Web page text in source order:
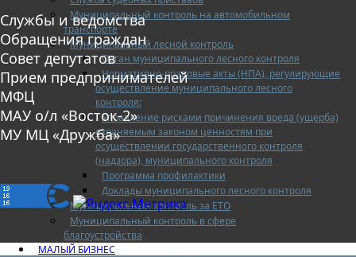
Муниципальный контроль на автомобильном
транспорте
Муниципальный лесной контроль
Орган муниципального лесного контроля
Нормативно-правовые акты (НПА), регулирующие
осуществление муниципального лесного
контроля:
Управление рисками причинения вреда (ущерба)
охраняемым законом ценностям при
осуществлении государственного контроля
(надзора), муниципального контроля
Программа профилактики
Доклады муниципального лесного контроля
Муниципальный контроль за ЕТО
Муниципальный контроль в сфере
благоустройства
МАЛЫЙ БИЗНЕС
Службы и ведомства
Обращения граждан
Совет депутатов
Прием предпринимателей
МФЦ
МАУ о/л «Восток-2»
МУ МЦ «Дружба»